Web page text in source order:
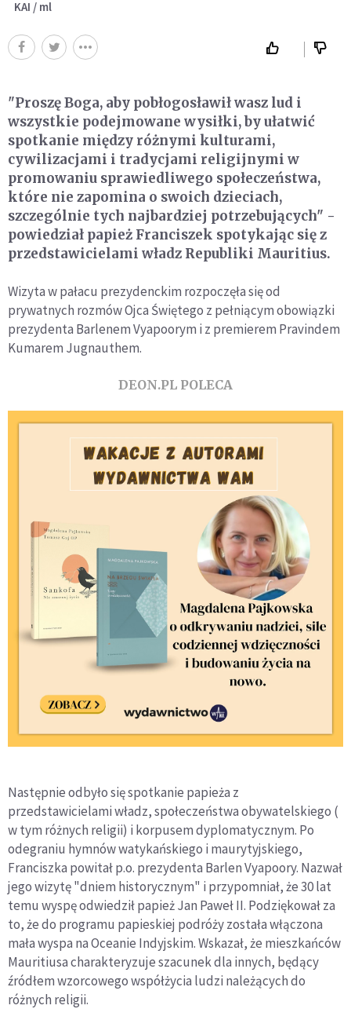
KAI / ml
"Proszę Boga, aby pobłogosławił wasz lud i
wszystkie podejmowane wysiłki, by ułatwić
spotkanie między różnymi kulturami,
cywilizacjami i tradycjami religijnymi w
promowaniu sprawiedliwego społeczeństwa,
które nie zapomina o swoich dzieciach,
szczególnie tych najbardziej potrzebujących" -
powiedział papież Franciszek spotykając się z
przedstawicielami władz Republiki Mauritius.
Wizyta w pałacu prezydenckim rozpoczęła się od
prywatnych rozmów Ojca Świętego z pełniącym obowiązki
prezydenta Barlenem Vyapoorym i z premierem Pravindem
Kumarem Jugnauthem.
DEON.PL POLECA
Następnie odbyło się spotkanie papieża z
przedstawicielami władz, społeczeństwa obywatelskiego (
w tym różnych religii) i korpusem dyplomatycznym. Po
odegraniu hymnów watykańskiego i maurytyjskiego,
Franciszka powitał p.o. prezydenta Barlen Vyapoory. Nazwał
jego wizytę "dniem historycznym" i przypomniał, że 30 lat
temu wyspę odwiedził papież Jan Paweł II. Podziękował za
to, że do programu papieskiej podróży została włączona
mała wyspa na Oceanie Indyjskim. Wskazał, że mieszkańców
Mauritiusa charakteryzuje szacunek dla innych, będący
źródłem wzorcowego współżycia ludzi należących do
różnych religii.